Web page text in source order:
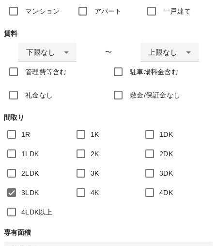
マンション アパート 一戸建て
賃料
下限なし 〜 上限なし
管理費等含む 駐車場料金含む
礼金なし 敷金/保証金なし
間取り
1R 1K 1DK
1LDK 2K 2DK
2LDK 3K 3DK
3LDK 4K 4DK
4LDK以上
専有面積